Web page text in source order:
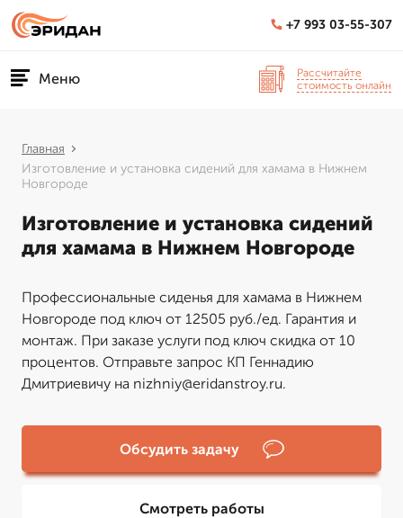
+7 993 03-55-307
Меню
Рассчитайте
стоимость онлайн
Главная
Изготовление и установка сидений для хамама в Нижнем
Новгороде
Изготовление и установка сидений
для хамама в Нижнем Новгороде
Профессиональные сиденья для хамама в Нижнем
Новгороде под ключ от 12505 руб./ед. Гарантия и
монтаж. При заказе услуги под ключ скидка от 10
процентов. Отправьте запрос КП Геннадию
Дмитриевичу на nizhniy@eridanstroy.ru.
Обсудить задачу
Смотреть работы